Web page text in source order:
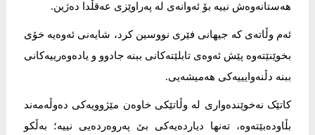
ھەستانەوەش نییە بۆ ئەوانەی لە پەراوێزی عەقڵدا دەژین.
ئەم وڵاتەی کە جیهانی فێری نووسین کرد، شایەنی ئەوەیە خۆی
بخوێنێتەوە پێش ئەوەی تابلێتەکانی ببنە جادوو و یادەوەرییەکانی
ببنە دڵنەوایییەکی هەمیشەیی.
کاتێک نەخوێندەواری لە وڵاتێکی خاوەن مێژوویەکی دەوڵەمەند
بڵاودەبێتەوە، تەنها دیاردەیەکی بێ پەروەردەیی نییە؛ بەڵکو